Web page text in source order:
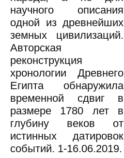
научного описания
одной из древнейших
земных цивилизаций.
Авторская
реконструкция
хронологии Древнего
Египта обнаружила
временной сдвиг в
размере 1780 лет в
глубину веков от
истинных датировок
событий. 1-16.06.2019.